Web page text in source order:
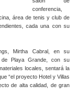
conferencia,
área de tenis y club de
cada una con su
Mirtha Cabral, en su
Playa Grande, con su
locales, sentará la
“el proyecto Hotel y Villas
de alta calidad, de gran